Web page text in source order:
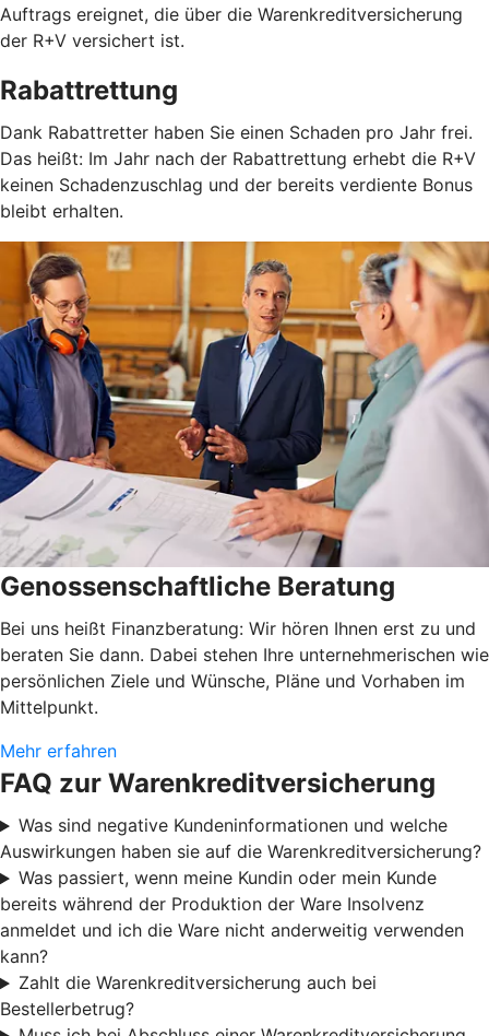
Auftrags ereignet, die über die Warenkreditversicherung
der R+V versichert ist.
Rabattrettung
Dank Rabattretter haben Sie einen Schaden pro Jahr frei.
Das heißt: Im Jahr nach der Rabattrettung erhebt die R+V
keinen Schadenzuschlag und der bereits verdiente Bonus
bleibt erhalten.
Genossenschaftliche Beratung
Bei uns heißt Finanzberatung: Wir hören Ihnen erst zu und
beraten Sie dann. Dabei stehen Ihre unternehmerischen wie
persönlichen Ziele und Wünsche, Pläne und Vorhaben im
Mittelpunkt.
Mehr erfahren
FAQ zur Warenkreditversicherung
Was sind negative Kundeninformationen und welche
Auswirkungen haben sie auf die Warenkreditversicherung?
Was passiert, wenn meine Kundin oder mein Kunde
bereits während der Produktion der Ware Insolvenz
anmeldet und ich die Ware nicht anderweitig verwenden
kann?
Zahlt die Warenkreditversicherung auch bei
Bestellerbetrug?